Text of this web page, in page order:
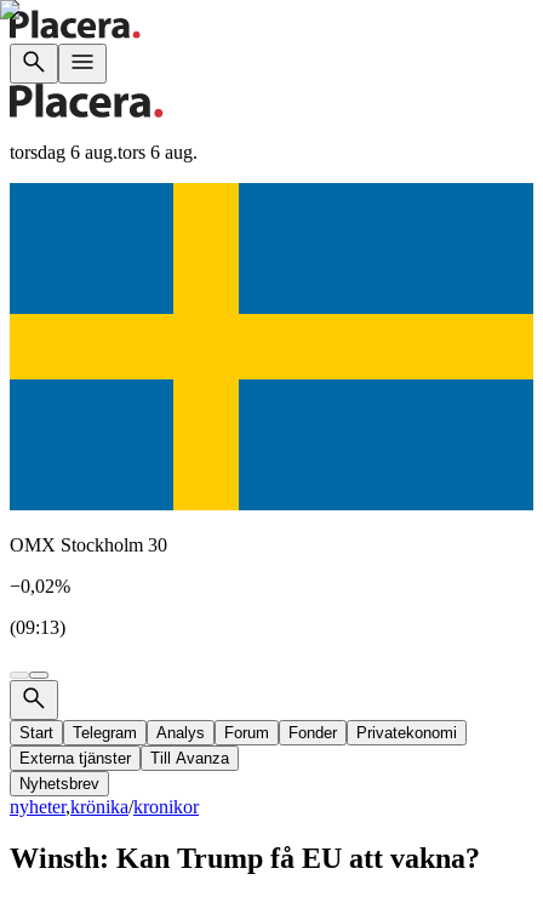
torsdag 6 aug.tors 6 aug.
OMX Stockholm 30
−0,02%
(09:13)
Start Telegram Analys Forum Fonder
Privatekonomi
Externa tjänster
Till Avanza
Nyhetsbrev
nyheter,krönika/kronikor
Winsth: Kan Trump få EU att vakna?